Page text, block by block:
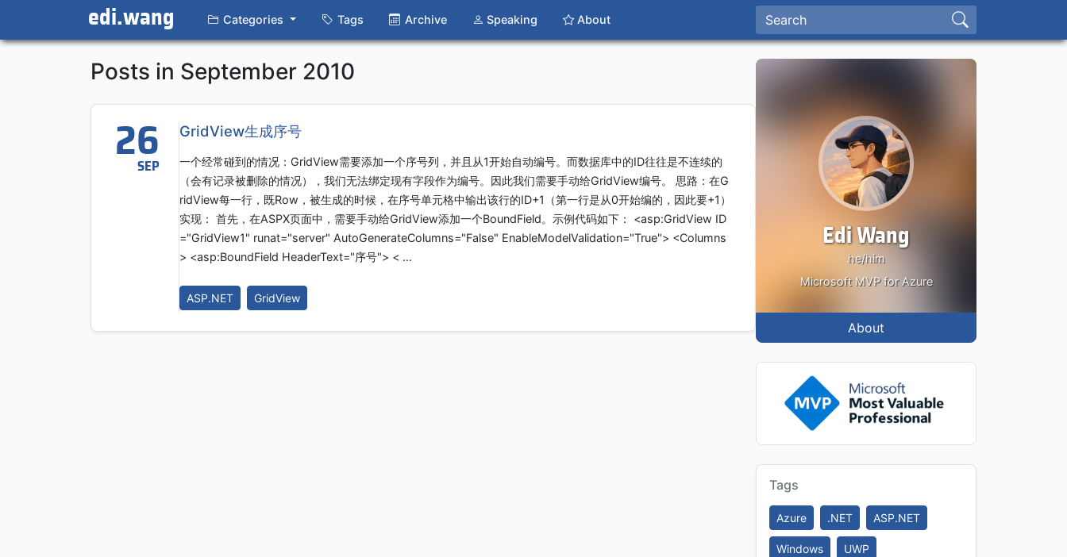
edi.wang Categories Tags Archive Speaking About
Posts in September 2010
26
SEP
GridView生成序号
一个经常碰到的情况：GridView需要添加一个序号列，并且从1开始自动编号。而数据库中的ID往往是不连续的
（会有记录被删除的情况），我们无法绑定现有字段作为编号。因此我们需要手动给GridView编号。 思路：在G
ridView每一行，既Row，被生成的时候，在序号单元格中输出该行的ID+1（第一行是从0开始编的，因此要+1）
实现： 首先，在ASPX页面中，需要手动给GridView添加一个BoundField。示例代码如下： <asp:GridView ID
="GridView1" runat="server" AutoGenerateColumns="False" EnableModelValidation="True"> <Columns
> <asp:BoundField HeaderText="序号"> < …
ASP.NET GridView
Edi Wang
he/him
Microsoft MVP for Azure
About
Tags
Azure .NET ASP.NET
Windows UWP